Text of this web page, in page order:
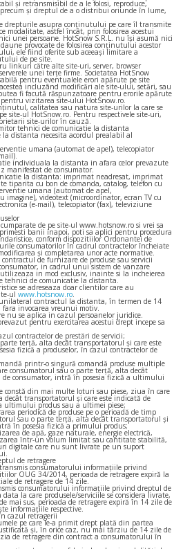
şi retransmisibil de a le folosi, reproduce,
şi dreptul de a o distribui oriunde în lume,
drepturile asupra conţinutului pe care îl transmite
modalitate, astfel încât, prin folosirea acestui
unei persoane. HotSnow S.R.L. nu îşi asumă nici
provocate de folosirea conţinutului acestor
ele fiind oferite sub aceeaşi limitare a
de pe site.
linkuri către alte site-uri, server, browser
unei terţe firme. Societatea HotSnow
pentru eventualele erori apărute pe site
incluzând modificări ale site-ului, setări, sau
fi facută răspunzatoare pentru erorile apărute
vizitarea site-ului HotSnow.ro.
calitatea sau natura site-urilor la care se
site-ul HotSnow.ro. Pentru respectivele site-uri,
site-urilor în cauză.
tehnici de comunicatie la distanta
distanta necesita acordul prealabil al
umana (automat de apel), telecopiator
individuala la distanta in afara celor prevazute
manifestat de consumator.
la distanta: imprimat neadresat, imprimat
tiparita cu bon de comanda, catalog, telefon cu
umana (automat de apel,
imagine), videotext (microordinator, ecran TV cu
(e-mail), telecopiator (fax), televiziune
de pe site-ul www.hotsnow.ro si vrei sa
banii inapoi, poti sa aplici pentru procedura
conform dispozitiilor Ordonantei de
consumatorilor în cadrul contractelor încheiate
şi completarea unor acte normative.
de furnizare de produse sau servicii
in cadrul unui sistem de vanzare
in mod exclusiv, inainte si la incheierea
tehnici de comunicatie la distanta.
se adreseaza doar clientilor care au
ul www.hotsnow.ro.
contractul la distanta, în termen de 14
invocarea vreunui motiv.
nu se aplica in cazul persoanelor juridice.
pentru exercitarea acestui drept incepe sa
contractelor de prestări de servicii;
terţă, alta decât transportatorul şi care este
fizică a produselor, în cazul contractelor de
printr-o singură comandă produse multiple
consumatorul sau o parte terţă, alta decât
consumator, intră în posesia fizică a ultimului
din mai multe loturi sau piese, ziua în care
transportatorul şi care este indicată de
ultimului produs sau a ultimei piese;
periodică de produse pe o perioadă de timp
sau o parte terţă, alta decât transportatorul şi
în posesia fizică a primului produs;
de apă, gaze naturale, energie electrică,
într-un volum limitat sau cantitate stabilită,
digitale care nu sunt livrate pe un suport
de retragere
consumatorului informaţiile privind
OUG 34/2014, perioada de retragere expiră la
de retragere de 14 zile.
consumatorului informaţiile privind dreptul de
la care produsele/serviciile se considera livrate,
mai sus, perioada de retragere expiră în 14 zile de
informaţiile respective.
cazul retragerii
pe care le-a primit drept plată din partea
şi, în orice caz, nu mai târziu de 14 zile de
de retragere din contract a consumatorului în